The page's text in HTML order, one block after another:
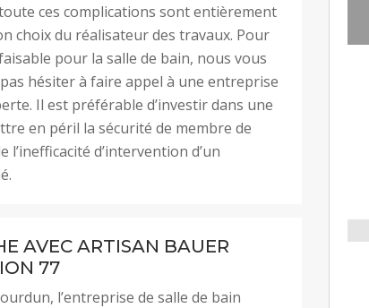
ces complications sont entièrement
choix du réalisateur des travaux. Pour
pour la salle de bain, nous vous
hésiter à faire appel à une entreprise
Il est préférable d’investir dans une
en péril la sécurité de membre de
l’inefficacité d’intervention d’un
AVEC ARTISAN BAUER
77
l’entreprise de salle de bain